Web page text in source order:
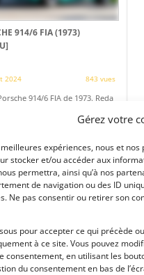
Gérez votre
expériences, nous et
stocker et/ou accéder aux
permettra, ainsi qu’à nos
de navigation ou des ID
Ne pas consentir ou retirer son
pour accepter ce qui précède
à ce site. Vous pouvez
consentement, en utilisant les
du consentement en bas de
914/6 FIA (1973)
2024
843 vues
914/6 FIA de 1973. Reda
sur route. Voiture de
Mike VAN THIEL